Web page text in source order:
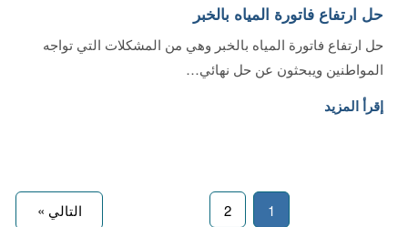
حل ارتفاع فاتورة المياه بالخبر
حل ارتفاع فاتورة المياه بالخبر وهي من المشكلات التي تواجه
المواطنين ويبحثون عن حل نهائي…
إقرأ المزيد
1
2 التالي »